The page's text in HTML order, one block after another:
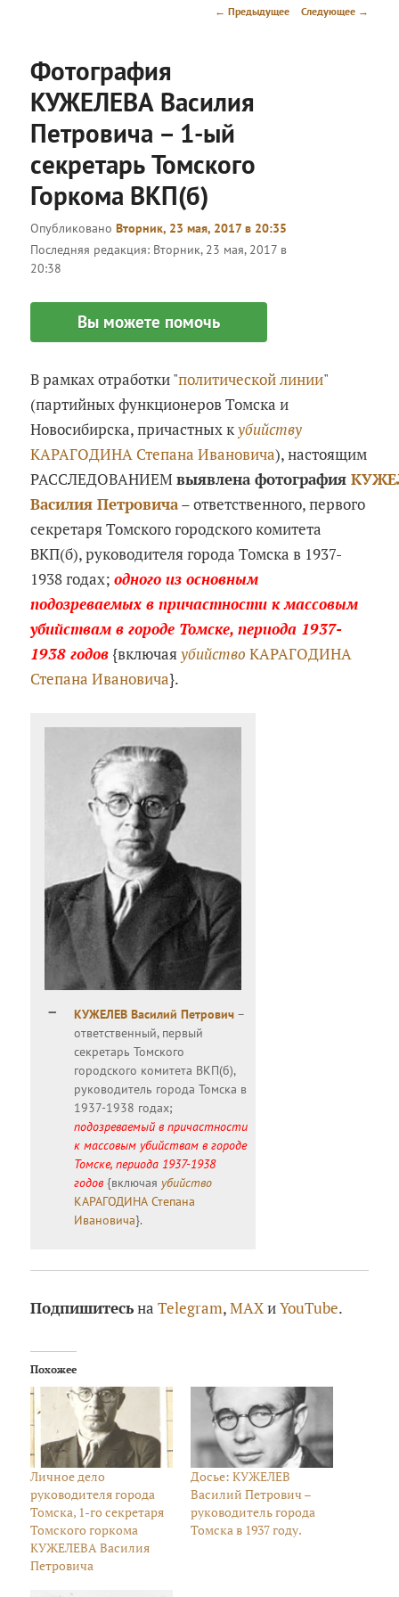
Навигация
← Предыдущее Следующее →
Фотография
КУЖЕЛЕВА Василия
Петровича – 1-ый
секретарь Томского
Горкома ВКП(б)
ОпубликованоВторник, 23 мая, 2017 в 20:35
Последняя редакция: Вторник, 23 мая, 2017 в
20:38
Вы можете помочь
В рамках отработки "политической линии"
(партийных функционеров Томска и
Новосибирска, причастных кубийству
КАРАГОДИНА Степана Ивановича), настоящим
РАССЛЕДОВАНИЕМвыявлена фотография
Василия Петровича– ответственного, первого
секретаря Томского городского комитета
ВКП(б), руководителя города Томска в 1937-
1938 годах;одного из основным
подозреваемых в причастности к массовым
убийствам в городе Томске, периода 1937-
1938 годов {включаяубийство КАРАГОДИНА
Степана Ивановича}.
КУЖЕЛЕВ Василий Петрович –
ответственный, первый
секретарь Томского
городского комитета ВКП(б),
руководитель города Томска в
1937-1938 годах;
подозреваемый в причастности
к массовым убийствам в городе
Томске, периода 1937-1938
годов {включая убийство
КАРАГОДИНА Степана
Ивановича}.
ПодпишитесьнаTelegram,MAXиYouTube.
Похожее
Личное дело
руководителя города
Томска, 1-го секретаря
Томского горкома
КУЖЕЛЕВА Василия
Петровича
Досье: КУЖЕЛЕВ
Василий Петрович –
руководитель города
Томска в 1937 году.